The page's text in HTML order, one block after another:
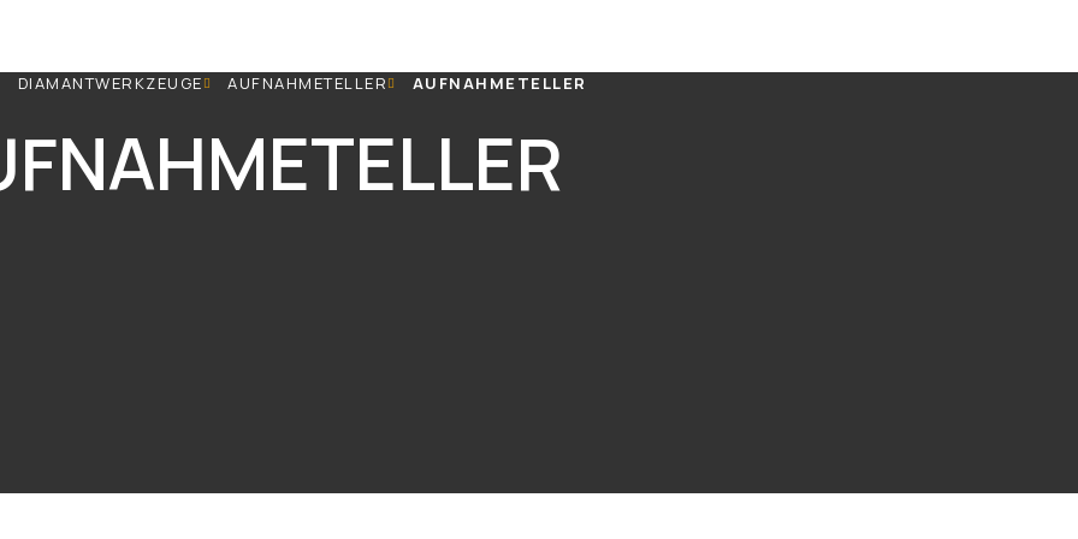
DIAMANTWERKZEUGE AUFNAHMETELLER AUFNAHMETELLER